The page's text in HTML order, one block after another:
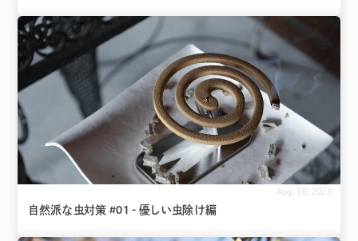
Aug. 30, 2023
自然派な虫対策 #01 - 優しい虫除け編